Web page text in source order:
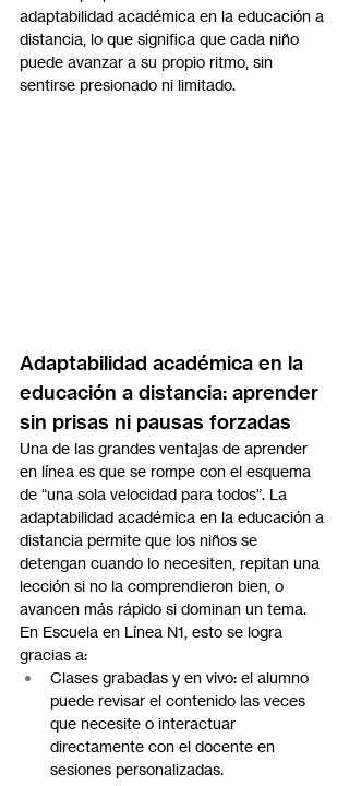
adaptabilidad académica en la educación a
distancia, lo que significa que cada niño
puede avanzar a su propio ritmo, sin
sentirse presionado ni limitado.
Adaptabilidad académica en la
educación a distancia: aprender
sin prisas ni pausas forzadas
Una de las grandes ventajas de aprender
en línea es que se rompe con el esquema
de “una sola velocidad para todos”. La
adaptabilidad académica en la educación a
distancia permite que los niños se
detengan cuando lo necesiten, repitan una
lección si no la comprendieron bien, o
avancen más rápido si dominan un tema.
En Escuela en Línea N1, esto se logra
gracias a:
Clases grabadas y en vivo: el alumno
puede revisar el contenido las veces
que necesite o interactuar
directamente con el docente en
sesiones personalizadas.